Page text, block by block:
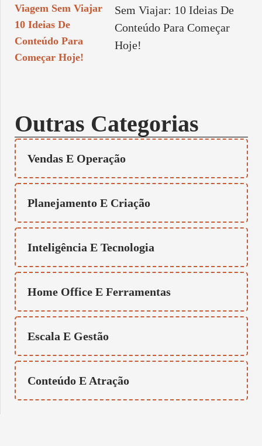
Sem Viajar: 10 Ideias De
Conteúdo Para Começar
Hoje!
Outras Categorias
Vendas E Operação
Planejamento E Criação
Inteligência E Tecnologia
Home Office E Ferramentas
Escala E Gestão
Conteúdo E Atração